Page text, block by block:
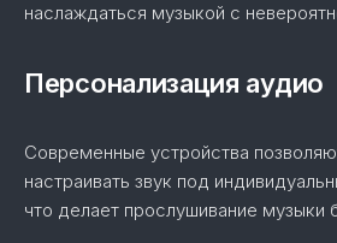
наслаждаться музыкой с
Персонализация аудио
Современные устройства
настраивать звук под
что делает прослушивание музыки